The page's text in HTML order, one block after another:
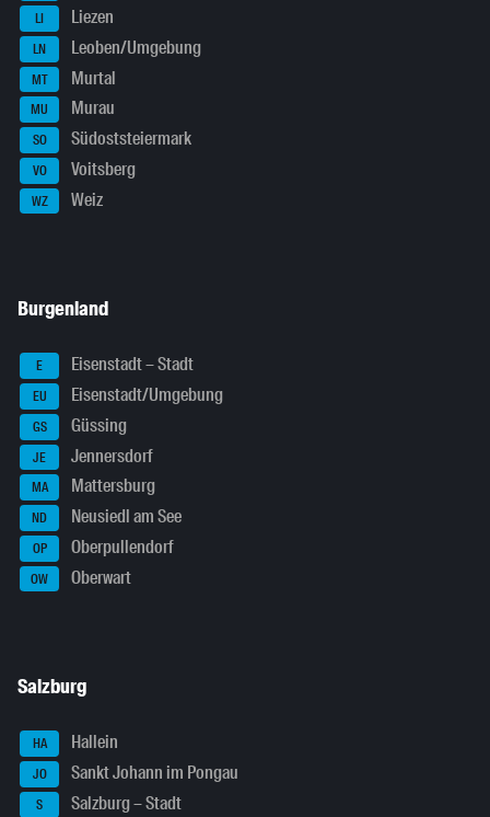
LI Liezen
LN Leoben/Umgebung
MT Murtal
MU Murau
SO Südoststeiermark
VO Voitsberg
WZ Weiz
Burgenland
E Eisenstadt – Stadt
EU Eisenstadt/Umgebung
GS Güssing
JE Jennersdorf
MA Mattersburg
ND Neusiedl am See
OP Oberpullendorf
OW Oberwart
Salzburg
HA Hallein
JO Sankt Johann im Pongau
S Salzburg – Stadt